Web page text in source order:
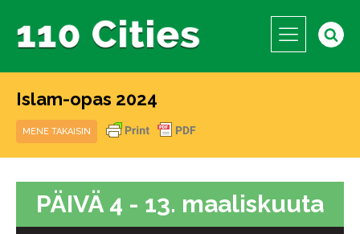
Islam-opas 2024
MENE TAKAISIN
PÄIVÄ 4 - 13. maaliskuuta